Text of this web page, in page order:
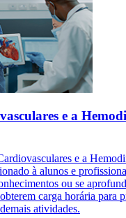
e a
e a
à alunos e
ou se
carga horária para
atividades.